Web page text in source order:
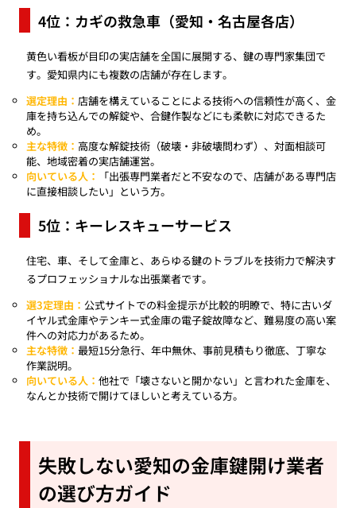
4位：カギの救急車（愛知・名古屋各店）
黄色い看板が目印の実店舗を全国に展開する、鍵の専門家集団で
す。愛知県内にも複数の店舗が存在します。
選定理由：店舗を構えていることによる技術への信頼性が高く、金
庫を持ち込んでの解錠や、合鍵作製などにも柔軟に対応できるた
め。
主な特徴：高度な解錠技術（破壊・非破壊問わず）、対面相談可
能、地域密着の実店舗運営。
向いている人：
「出張専門業者だと不安なので、店舗がある専門店
に直接相談したい」という方。
5位：キーレスキューサービス
住宅、車、そして金庫と、あらゆる鍵のトラブルを技術力で解決す
るプロフェッショナルな出張業者です。
選3定理由：公式サイトでの料金提示が比較的明瞭で、特に古いダ
イヤル式金庫やテンキー式金庫の電子錠故障など、難易度の高い案
件への対応力があるため。
主な特徴：最短15分急行、年中無休、事前見積もり徹底、丁寧な
作業説明。
向いている人：他社で「壊さないと開かない」と言われた金庫を、
なんとか技術で開けてほしいと考えている方。
失敗しない愛知の金庫鍵開け業者
の選び方ガイド